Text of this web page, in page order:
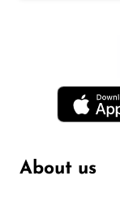
About us